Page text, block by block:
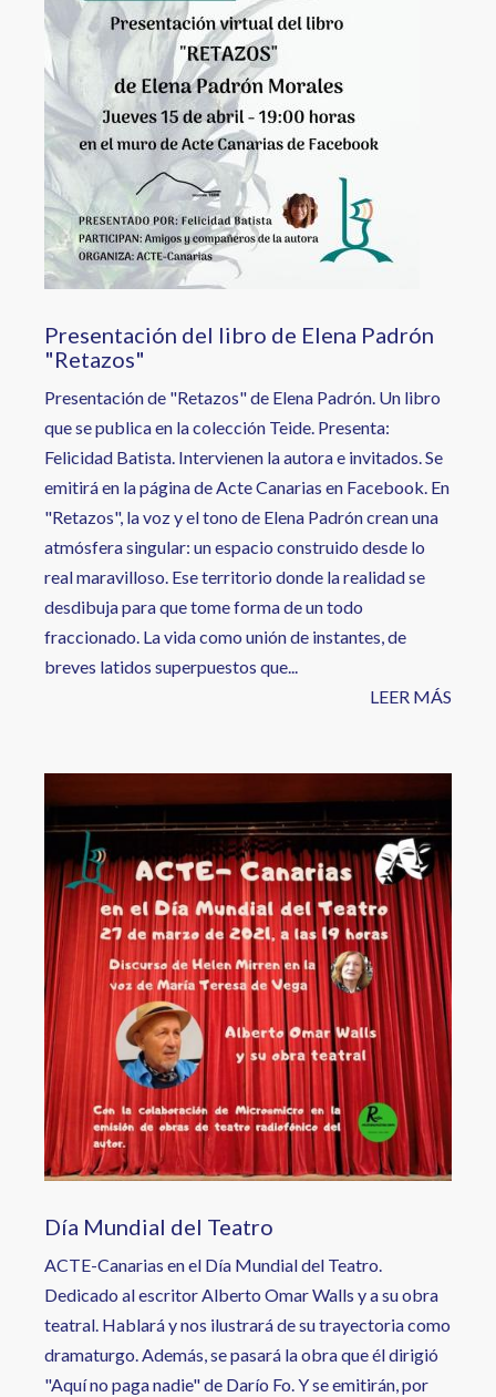
Presentación del libro de Elena Padrón
"Retazos"
Presentación de "Retazos" de Elena Padrón. Un libro
que se publica en la colección Teide. Presenta:
Felicidad Batista. Intervienen la autora e invitados. Se
emitirá en la página de Acte Canarias en Facebook. En
"Retazos", la voz y el tono de Elena Padrón crean una
atmósfera singular: un espacio construido desde lo
real maravilloso. Ese territorio donde la realidad se
desdibuja para que tome forma de un todo
fraccionado. La vida como unión de instantes, de
breves latidos superpuestos que...
LEER MÁS
Día Mundial del Teatro
ACTE-Canarias en el Día Mundial del Teatro.
Dedicado al escritor Alberto Omar Walls y a su obra
teatral. Hablará y nos ilustrará de su trayectoria como
dramaturgo. Además, se pasará la obra que él dirigió
"Aquí no paga nadie" de Darío Fo. Y se emitirán, por